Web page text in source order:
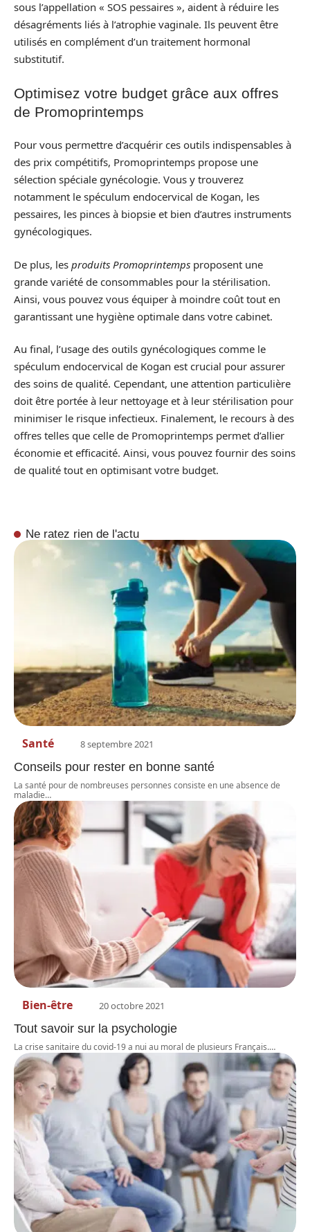
sous l’appellation « SOS pessaires », aident à réduire les
désagréments liés à l’atrophie vaginale. Ils peuvent être
utilisés en complément d’un traitement hormonal
substitutif.
Optimisez votre budget grâce aux offres
de Promoprintemps
Pour vous permettre d’acquérir ces outils indispensables à
des prix compétitifs, Promoprintemps propose une
sélection spéciale gynécologie. Vous y trouverez
notamment le spéculum endocervical de Kogan, les
pessaires, les pinces à biopsie et bien d’autres instruments
gynécologiques.
De plus, les produits Promoprintemps proposent une
grande variété de consommables pour la stérilisation.
Ainsi, vous pouvez vous équiper à moindre coût tout en
garantissant une hygiène optimale dans votre cabinet.
Au final, l’usage des outils gynécologiques comme le
spéculum endocervical de Kogan est crucial pour assurer
des soins de qualité. Cependant, une attention particulière
doit être portée à leur nettoyage et à leur stérilisation pour
minimiser le risque infectieux. Finalement, le recours à des
offres telles que celle de Promoprintemps permet d’allier
économie et efficacité. Ainsi, vous pouvez fournir des soins
de qualité tout en optimisant votre budget.
Ne ratez rien de l'actu
Santé 8 septembre 2021
Conseils pour rester en bonne santé
La santé pour de nombreuses personnes consiste en une absence de
maladie…
Bien-être 20 octobre 2021
Tout savoir sur la psychologie
La crise sanitaire du covid-19 a nui au moral de plusieurs Français.…